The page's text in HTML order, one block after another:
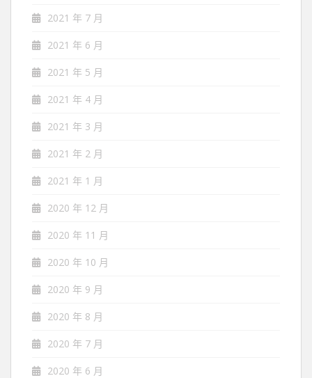
2021 年 7 月
2021 年 6 月
2021 年 5 月
2021 年 4 月
2021 年 3 月
2021 年 2 月
2021 年 1 月
2020 年 12 月
2020 年 11 月
2020 年 10 月
2020 年 9 月
2020 年 8 月
2020 年 7 月
2020 年 6 月